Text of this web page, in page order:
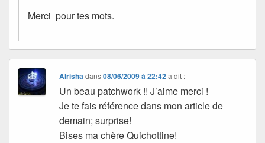
Merci pour tes mots.
Alrishadans08/06/2009 à 22:42 a dit :
Un beau patchwork !! J’aime merci !
Je te fais référence dans mon article de
demain; surprise!
Bises ma chère Quichottine!